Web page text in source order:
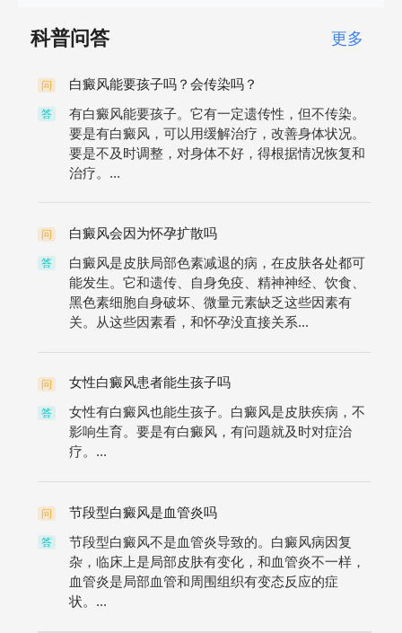
科普问答 更多
问 白癜风能要孩子吗？会传染吗？
答
有白癜风能要孩子。它有一定遗传性，但不传染。
要是有白癜风，可以用缓解治疗，改善身体状况。
要是不及时调整，对身体不好，得根据情况恢复和
治疗。...
问 白癜风会因为怀孕扩散吗
答
白癜风是皮肤局部色素减退的病，在皮肤各处都可
能发生。它和遗传、自身免疫、精神神经、饮食、
黑色素细胞自身破坏、微量元素缺乏这些因素有
关。从这些因素看，和怀孕没直接关系...
问 女性白癜风患者能生孩子吗
答
女性有白癜风也能生孩子。白癜风是皮肤疾病，不
影响生育。要是有白癜风，有问题就及时对症治
疗。...
问 节段型白癜风是血管炎吗
答
节段型白癜风不是血管炎导致的。白癜风病因复
杂，临床上是局部皮肤有变化，和血管炎不一样，
血管炎是局部血管和周围组织有变态反应的症
状。...